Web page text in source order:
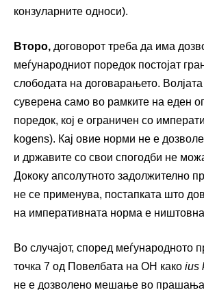
конзуларните односи).
Второ, договорот треба да има
меѓународниот поредок постојат
слободата на договарањето.
суверена само во рамките на еден
поредок, кој е ограничен со
kogens). Кај овие норми не е
и државите со свои спогодби не
Дококу апсолутното задолжително
не се применува, постапката што
на императивната норма е
Во случајот, според меѓународното
точка 7 од Повелбата на ОН како ius
не е дозволено мешање во прашања